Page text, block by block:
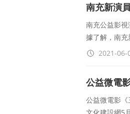
南充新演
南充公益影視
據了解，南
2021-06-
公益微電
公益微電影